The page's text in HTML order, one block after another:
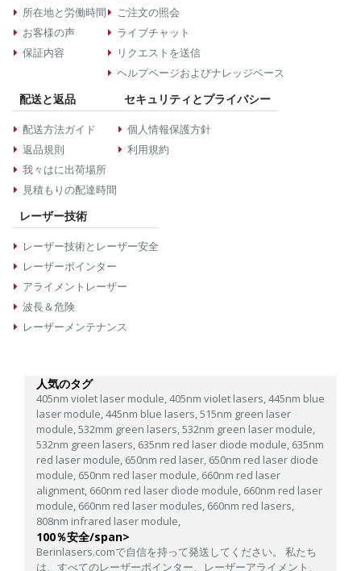
所在地と労働時間
お客様の声
保証内容
ご注文の照会
ライブチャット
リクエストを送信
ヘルプページおよびナレッジベース
配送と返品
配送方法ガイド
返品規則
我々はに出荷場所
見積もりの配達時間
セキュリティとプライバシー
個人情報保護方針
利用規約
レーザー技術
レーザー技術とレーザー安全
レーザーポインター
アライメントレーザー
波長＆危険
レーザーメンテナンス
人気のタグ
405nm violet laser module,405nm violet lasers,445nm blue
laser module,445nm blue lasers,515nm green laser
module,532mm green lasers,532nm green laser module,
532nm green lasers, 635nm red laser diode module, 635nm
red laser module, 650nm red laser, 650nm red laser diode
module, 650nm red laser module, 660nm red laser
alignment, 660nm red laser diode module, 660nm red laser
module, 660nm red laser modules, 660nm red lasers,
808nm infrared laser module,
100％安全/span>
Berinlasers.comで自信を持って発送してください。 私たち
は、すべてのレーザーポインター、レーザーアライメント、